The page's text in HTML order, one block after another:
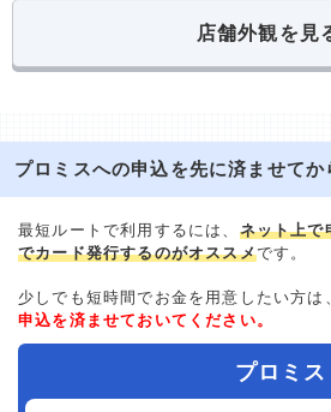
店舗外観を見
プロミスへの申込を先に済ませてか
最短ルートで利用するには、 ネット上で
でカード発行するのがオススメです。
少しでも短時間でお金を用意したい方は
申込を済ませておいてください。
プロミス